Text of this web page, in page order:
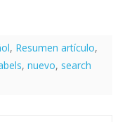
, Resumen artículo,
, nuevo, search